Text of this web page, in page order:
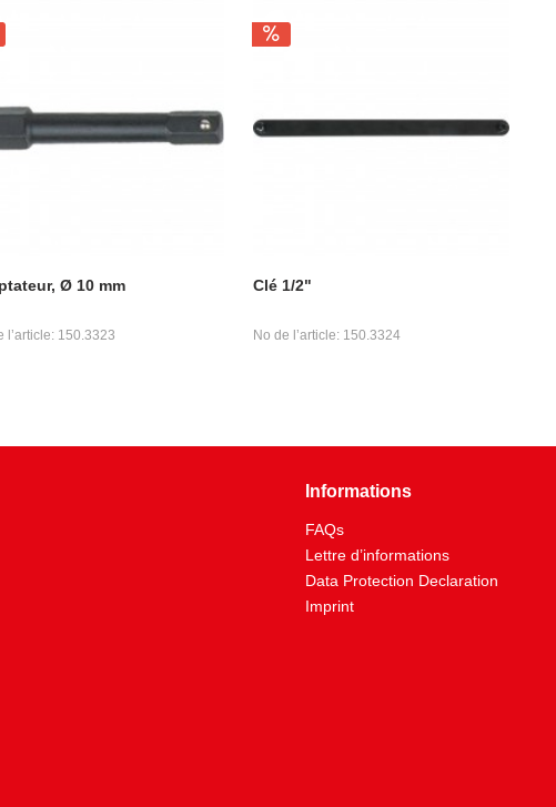
Ø 10 mm
l’article: 150.3323
Clé 1/2"
No de l’article: 150.3324
Informations
FAQs
Lettre d’informations
Data Protection Declaration
Imprint